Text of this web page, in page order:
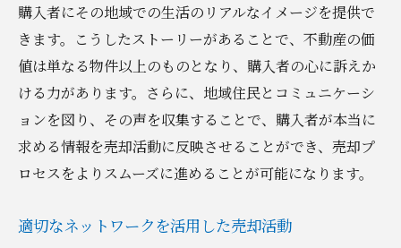
購入者にその地域での生活のリアルなイメージを提供で
きます。こうしたストーリーがあることで、不動産の価
値は単なる物件以上のものとなり、購入者の心に訴えか
ける力があります。さらに、地域住民とコミュニケーシ
ョンを図り、その声を収集することで、購入者が本当に
求める情報を売却活動に反映させることができ、売却プ
ロセスをよりスムーズに進めることが可能になります。
適切なネットワークを活用した売却活動